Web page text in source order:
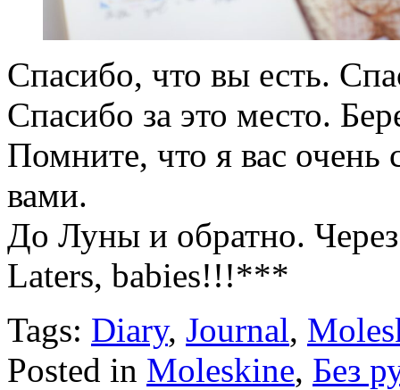
Спасибо, что вы есть.
Спасибо за это место.
Помните, что я вас
вами.
До Луны и обратно.
Laters, babies!!!***
Tags: Diary, Journal,
Posted in Moleskine, Без